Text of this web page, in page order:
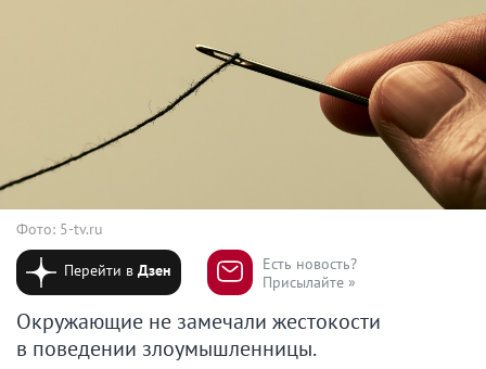
Фото: 5-tv.ru
Перейти вДзен
Есть новость?
Присылайте »
Окружающие не замечали жестокости
в поведении злоумышленницы.